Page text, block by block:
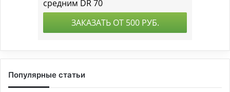
Популярные статьи